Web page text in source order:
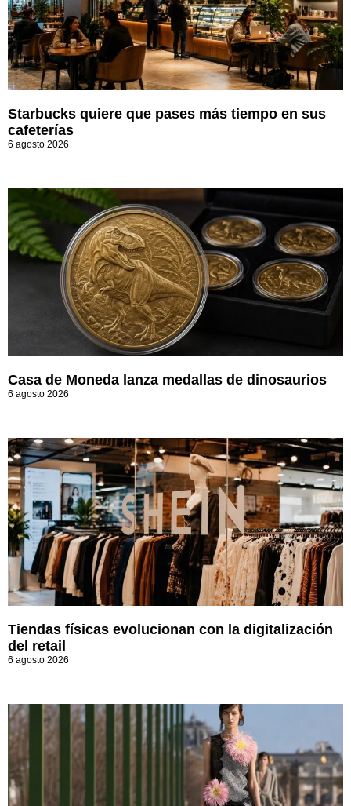
Starbucks quiere que pases más tiempo en sus
cafeterías
6 agosto 2026
Casa de Moneda lanza medallas de dinosaurios
6 agosto 2026
Tiendas físicas evolucionan con la digitalización
del retail
6 agosto 2026